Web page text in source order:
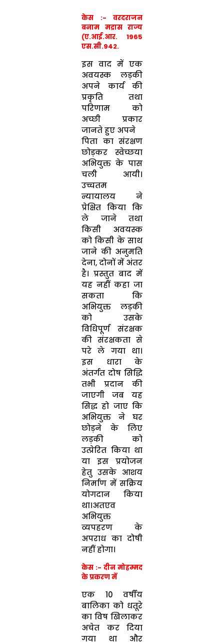
केस :- वरदराजन
बनाम मद्रास राज्य
(ए.आई.आर. 1965
एस.सी.942.
इस वाद में एक
अवयस्क लड़की
अपने कार्य की
प्रकृति तथा
परिणाम को
अच्छी प्रकार
जानते हुए अपने
पिता का संरक्षण
छोड़कर स्वेच्छया
अभियुक्त के पास
चली आयी।
उच्चतम
न्यायालय ने
प्रेक्षित किया कि
ले जाने तथा
किसी अवयस्क
को किसी के साथ
जाने की अनुमति
देना, दोनों में अंतर
है। प्रस्तुत बाद में
यह नहीं कहा जा
सकता कि
अभियुक्त लड़की
को उसके
विधिपूर्ण संरक्षक
की संरक्षकता से
परे ले गया था।
इस धारा के
अंतर्गत दोष सिद्धि
तभी प्रदान की
जाएगी जब यह
सिद्ध हो जाए कि
अभियुक्त ने घर
छोड़ने के लिए
लड़की को
उत्प्रेरित किया था
या इस प्रयोजन
हेतु उसके आशय
निर्माण में सक्रिय
योगदान किया
था।अतएव
अभियुक्त
व्यपहरण के
अपराध का दोषी
नहीं होगा।
केस :- दीन मोहम्मद
के प्रकरण में
एक 10 वर्षीय
बालिका को धतूरे
का विष खिलाकर
अचेत कर दिया
गया था और